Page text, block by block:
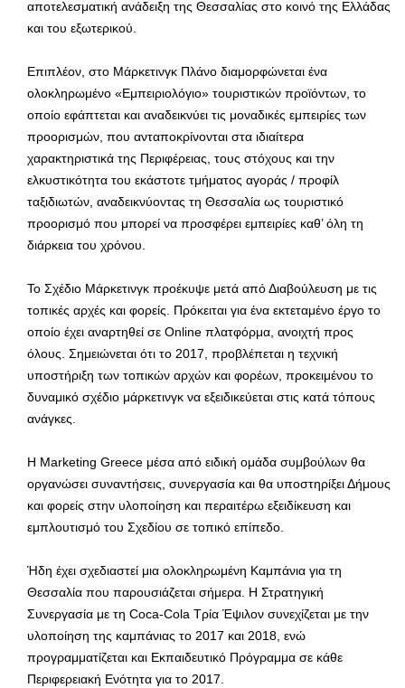
αποτελεσματική ανάδειξη της Θεσσαλίας στο κοινό της Ελλάδας
και του εξωτερικού.
Επιπλέον, στο Μάρκετινγκ Πλάνο διαμορφώνεται ένα
ολοκληρωμένο «Εμπειριολόγιο» τουριστικών προϊόντων, το
οποίο εφάπτεται και αναδεικνύει τις μοναδικές εμπειρίες των
προορισμών, που ανταποκρίνονται στα ιδιαίτερα
χαρακτηριστικά της Περιφέρειας, τους στόχους και την
ελκυστικότητα του εκάστοτε τμήματος αγοράς / προφίλ
ταξιδιωτών, αναδεικνύοντας τη Θεσσαλία ως τουριστικό
προορισμό που μπορεί να προσφέρει εμπειρίες καθ’ όλη τη
διάρκεια του χρόνου.
Το Σχέδιο Μάρκετινγκ προέκυψε μετά από Διαβούλευση με τις
τοπικές αρχές και φορείς. Πρόκειται για ένα εκτεταμένο έργο το
οποίο έχει αναρτηθεί σε Online πλατφόρμα, ανοιχτή προς
όλους. Σημειώνεται ότι το 2017, προβλέπεται η τεχνική
υποστήριξη των τοπικών αρχών και φορέων, προκειμένου το
δυναμικό σχέδιο μάρκετινγκ να εξειδικεύεται στις κατά τόπους
ανάγκες.
Η Marketing Greece μέσα από ειδική ομάδα συμβούλων θα
οργανώσει συναντήσεις, συνεργασία και θα υποστηρίξει Δήμους
και φορείς στην υλοποίηση και περαιτέρω εξειδίκευση και
εμπλουτισμό του Σχεδίου σε τοπικό επίπεδο.
Ήδη έχει σχεδιαστεί μια ολοκληρωμένη Καμπάνια για τη
Θεσσαλία που παρουσιάζεται σήμερα. Η Στρατηγική
Συνεργασία με τη Coca-Cola Τρία Έψιλον συνεχίζεται με την
υλοποίηση της καμπάνιας το 2017 και 2018, ενώ
προγραμματίζεται και Εκπαιδευτικό Πρόγραμμα σε κάθε
Περιφερειακή Ενότητα για το 2017.